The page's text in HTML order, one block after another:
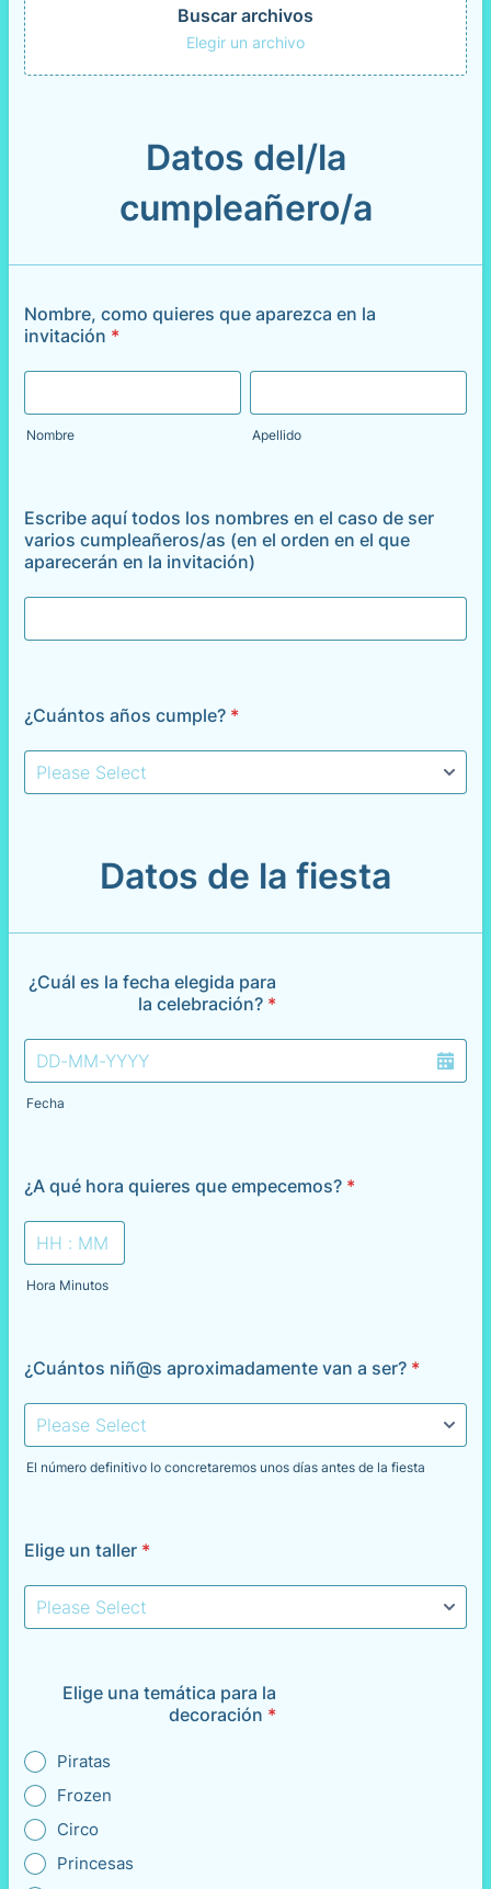
Buscar archivos
Elegir un archivo
Datos del/la
cumpleañero/a
Nombre, como quieres que aparezca en la
invitación *
Nombre Apellido
Escribe aquí todos los nombres en el caso de ser
varios cumpleañeros/as (en el orden en el que
aparecerán en la invitación)
¿Cuántos años cumple? *
Datos de la fiesta
¿Cuál es la fecha elegida para
la celebración? *
Fecha
¿A qué hora quieres que empecemos? *
Hora Minutos
¿Cuántos niñ@s aproximadamente van a ser? *
El número definitivo lo concretaremos unos días antes de la fiesta
Elige un taller *
Elige una temática para la
decoración *
Piratas
Frozen
Circo
Princesas